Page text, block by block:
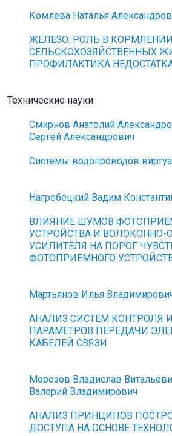
Комлева Наталья
ЖЕЛЕЗО: РОЛЬ В КОРМЛЕНИИ
СЕЛЬСКОХОЗЯЙСТВЕННЫХ
ПРОФИЛАКТИКА
Технические науки
Смирнов Анатолий
Сергей Александрович
Системы водопроводов
Нагребецкий Вадим
ВЛИЯНИЕ ШУМОВ
УСТРОЙСТВА И ВОЛОКОННО-
УСИЛИТЕЛЯ НА ПОРОГ
ФОТОПРИЕМНОГО
Мартьянов Илья
АНАЛИЗ СИСТЕМ КОНТРОЛЯ
ПАРАМЕТРОВ ПЕРЕДАЧИ
КАБЕЛЕЙ СВЯЗИ
Морозов Владислав
Валерий Владимирович
АНАЛИЗ ПРИНЦИПОВ
ДОСТУПА НА ОСНОВЕ